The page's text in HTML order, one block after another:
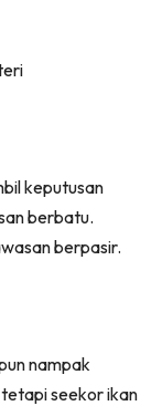
keputusan
berbatu.
berpasir.
nampak
seekor ikan